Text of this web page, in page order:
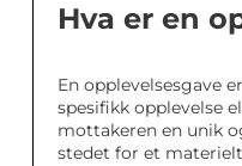
Hva er en
En opplevelsesgave
spesifikk opplevelse
mottakeren en unik
stedet for et